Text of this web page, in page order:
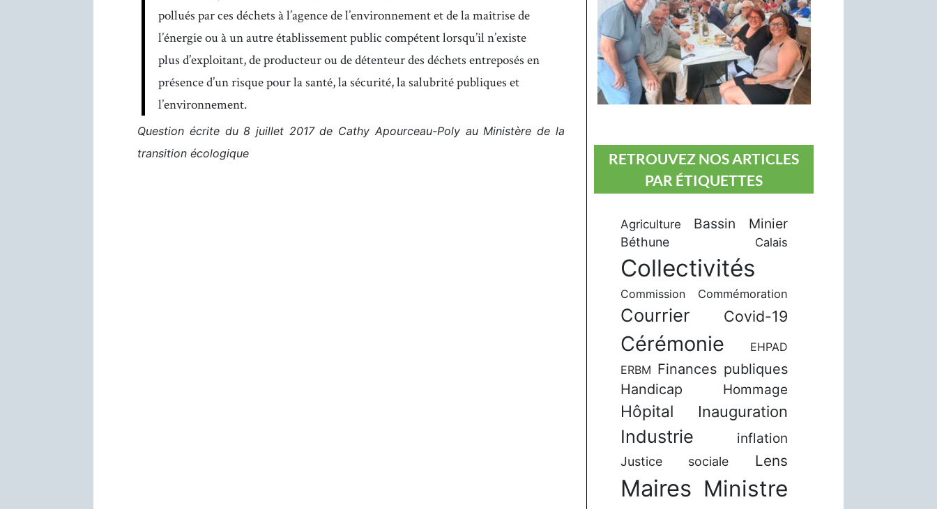
pollués par ces déchets à l’agence de l’environnement et de la maîtrise de
l’énergie ou à un autre établissement public compétent lorsqu’il n’existe
plus d’exploitant, de producteur ou de détenteur des déchets entreposés en
présence d’un risque pour la santé, la sécurité, la salubrité publiques et
l’environnement.
Question écrite du 8 juillet 2017 de Cathy Apourceau-Poly au Ministère de la
transition écologique
RETROUVEZ NOS ARTICLES
PAR ÉTIQUETTES
Agriculture Bassin Minier
Béthune Calais
Collectivités
Commission Commémoration
Courrier Covid-19
Cérémonie
EHPAD
ERBM Finances publiques
Handicap
Hommage
Hôpital Inauguration
Industrie inflation
Justice sociale Lens
Maires Ministre